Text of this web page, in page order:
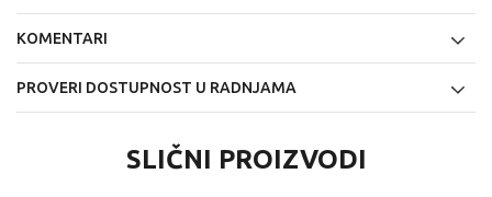
KOMENTARI
PROVERI DOSTUPNOST U RADNJAMA
SLIČNI PROIZVODI